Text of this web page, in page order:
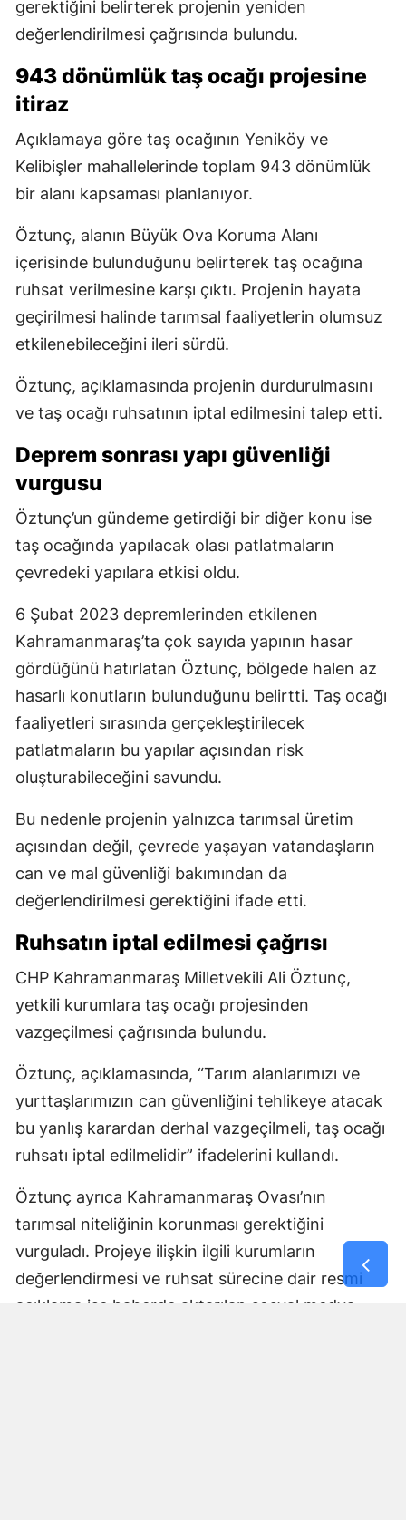
gerektiğini belirterek projenin yeniden
değerlendirilmesi çağrısında bulundu.
943 dönümlük taş ocağı projesine
itiraz
Açıklamaya göre taş ocağının Yeniköy ve
Kelibişler mahallelerinde toplam 943 dönümlük
bir alanı kapsaması planlanıyor.
Öztunç, alanın Büyük Ova Koruma Alanı
içerisinde bulunduğunu belirterek taş ocağına
ruhsat verilmesine karşı çıktı. Projenin hayata
geçirilmesi halinde tarımsal faaliyetlerin olumsuz
etkilenebileceğini ileri sürdü.
Öztunç, açıklamasında projenin durdurulmasını
ve taş ocağı ruhsatının iptal edilmesini talep etti.
Deprem sonrası yapı güvenliği
vurgusu
Öztunç’un gündeme getirdiği bir diğer konu ise
taş ocağında yapılacak olası patlatmaların
çevredeki yapılara etkisi oldu.
6 Şubat 2023 depremlerinden etkilenen
Kahramanmaraş’ta çok sayıda yapının hasar
gördüğünü hatırlatan Öztunç, bölgede halen az
hasarlı konutların bulunduğunu belirtti. Taş ocağı
faaliyetleri sırasında gerçekleştirilecek
patlatmaların bu yapılar açısından risk
oluşturabileceğini savundu.
Bu nedenle projenin yalnızca tarımsal üretim
açısından değil, çevrede yaşayan vatandaşların
can ve mal güvenliği bakımından da
değerlendirilmesi gerektiğini ifade etti.
Ruhsatın iptal edilmesi çağrısı
CHP Kahramanmaraş Milletvekili Ali Öztunç,
yetkili kurumlara taş ocağı projesinden
vazgeçilmesi çağrısında bulundu.
Öztunç, açıklamasında, “Tarım alanlarımızı ve
yurttaşlarımızın can güvenliğini tehlikeye atacak
bu yanlış karardan derhal vazgeçilmeli, taş ocağı
ruhsatı iptal edilmelidir” ifadelerini kullandı.
Öztunç ayrıca Kahramanmaraş Ovası’nın
tarımsal niteliğinin korunması gerektiğini
vurguladı. Projeye ilişkin ilgili kurumların
değerlendirmesi ve ruhsat sürecine dair resmi
açıklama ise haberde aktarılan sosyal medya